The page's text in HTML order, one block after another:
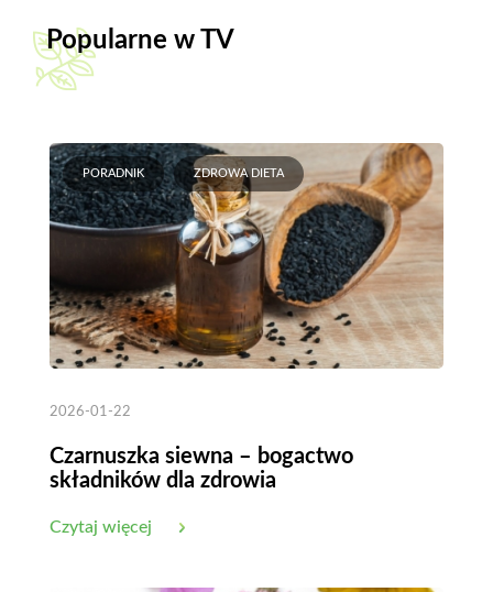
Popularne w TV
PORADNIK ZDROWA DIETA
2026-01-22
Czarnuszka siewna – bogactwo
składników dla zdrowia
Czytaj więcej